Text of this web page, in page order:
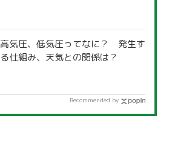
高気圧、低気圧ってなに？ 発生す
る仕組み、天気との関係は？
Recommended by